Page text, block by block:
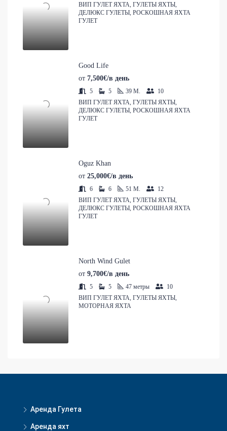
ВИП ГУЛЕТ ЯХТА, ГУЛЕТЫ ЯХТЫ,
ДЕЛЮКС ГУЛЕТЫ, РОСКОШНАЯ ЯХТА
ГУЛЕТ
Good Life
от 7,500€/в день
5 5 39 M.
10
ВИП ГУЛЕТ ЯХТА, ГУЛЕТЫ ЯХТЫ,
ДЕЛЮКС ГУЛЕТЫ, РОСКОШНАЯ ЯХТА
ГУЛЕТ
Oguz Khan
от 25,000€/в день
6 6 51 M.
12
ВИП ГУЛЕТ ЯХТА, ГУЛЕТЫ ЯХТЫ,
ДЕЛЮКС ГУЛЕТЫ, РОСКОШНАЯ ЯХТА
ГУЛЕТ
North Wind Gulet
от 9,700€/в день
5 5 47 метры
10
ВИП ГУЛЕТ ЯХТА, ГУЛЕТЫ ЯХТЫ,
МОТОРНАЯ ЯХТА
Аренда Гулета
Аренда яхт